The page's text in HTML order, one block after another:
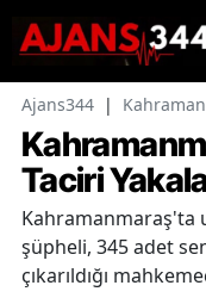
Ajans344 |
Taciri
Kahramanmaraş'ta
şüpheli, 345 adet
çıkarıldığı